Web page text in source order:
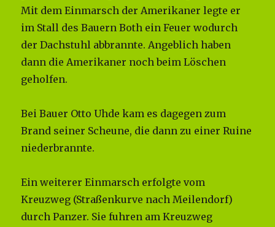
Mit dem Einmarsch der Amerikaner legte er
im Stall des Bauern Both ein Feuer wodurch
der Dachstuhl abbrannte. Angeblich haben
dann die Amerikaner noch beim Löschen
geholfen.
Bei Bauer Otto Uhde kam es dagegen zum
Brand seiner Scheune, die dann zu einer Ruine
niederbrannte.
Ein weiterer Einmarsch erfolgte vom
Kreuzweg (Straßenkurve nach Meilendorf)
durch Panzer. Sie fuhren am Kreuzweg